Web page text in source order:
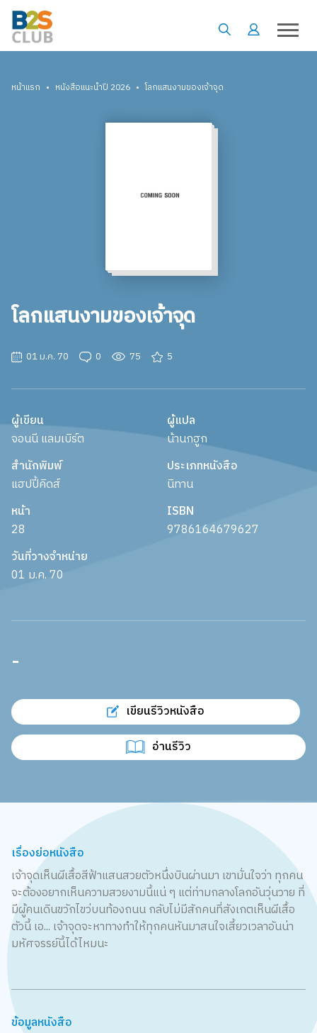
หน้าแรก • หนังสือแนะนำปี 2026 • โลกแสนงามของเจ้าจุด
โลกแสนงามของเจ้าจุด
01 ม.ค. 70 0 75 5
ผู้เขียน
จอนนี แลมเบิร์ต
ผู้แปล
น้านกฮูก
สำนักพิมพ์
แฮปปี้คิดส์
ประเภทหนังสือ
นิทาน
หน้า
28
ISBN
9786164679627
วันที่วางจำหน่าย
01 ม.ค. 70
-
เขียนรีวิวหนังสือ
อ่านรีวิว
เรื่องย่อหนังสือ
เจ้าจุดเห็นผีเสื้อสีฟ้าแสนสวยตัวหนึ่งบินผ่านมา เขามั่นใจว่า ทุกคน
จะต้องอยากเห็นความสวยงามนี้แน่ ๆ แต่ท่ามกลางโลกอันวุ่นวาย ที่
มีผู้คนเดินขวักไขว่บนท้องถนน กลับไม่มีสักคนที่สังเกตเห็นผีเสื้อ
ตัวนี้ เอ... เจ้าจุดจะหาทางทำให้ทุกคนหันมาสนใจเสี้ยวเวลาอันน่า
มหัศจรรย์นี้ได้ไหมนะ
ข้อมูลหนังสือ